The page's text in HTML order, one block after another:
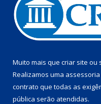
Muito mais que criar site ou
Realizamos uma assessoria
contrato que todas as
pública serão atendidas.